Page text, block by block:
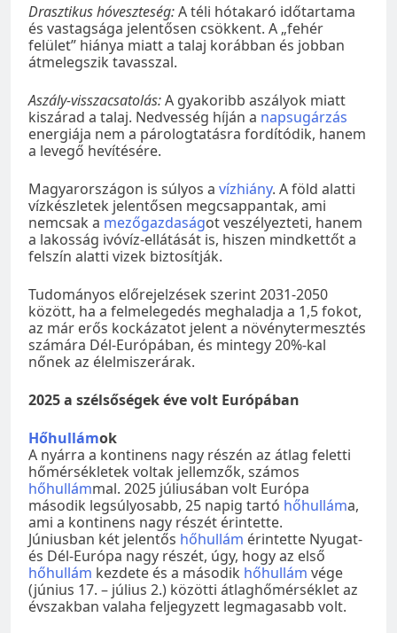
Drasztikus hóveszteség:A téli hótakaró időtartama
és vastagsága jelentősen csökkent. A „fehér
felület” hiánya miatt a talaj korábban és jobban
átmelegszik tavasszal.
Aszály-visszacsatolás:A gyakoribb aszályok miatt
kiszárad a talaj. Nedvesség híján a napsugárzás
energiája nem a párologtatásra fordítódik, hanem
a levegő hevítésére.
Magyarországon is súlyos a vízhiány. A föld alatti
vízkészletek jelentősen megcsappantak, ami
nemcsak a mezőgazdaságot veszélyezteti, hanem
a lakosság ivóvíz-ellátását is, hiszen mindkettőt a
felszín alatti vizek biztosítják.
Tudományos előrejelzések szerint 2031-2050
között, ha a felmelegedés meghaladja a 1,5 fokot,
az már erős kockázatot jelent a növénytermesztés
számára Dél-Európában, és mintegy 20%-kal
nőnek az élelmiszerárak.
2025 a szélsőségek éve volt Európában
Hőhullámok
A nyárra a kontinens nagy részén az átlag feletti
hőmérsékletek voltak jellemzők, számos
hőhullámmal. 2025 júliusában volt Európa
második legsúlyosabb, 25 napig tartó hőhulláma,
ami a kontinens nagy részét érintette.
Júniusban két jelentős hőhullám érintette Nyugat-
és Dél-Európa nagy részét, úgy, hogy az első
hőhullám kezdete és a második hőhullám vége
(június 17. – július 2.) közötti átlaghőmérséklet az
évszakban valaha feljegyzett legmagasabb volt.